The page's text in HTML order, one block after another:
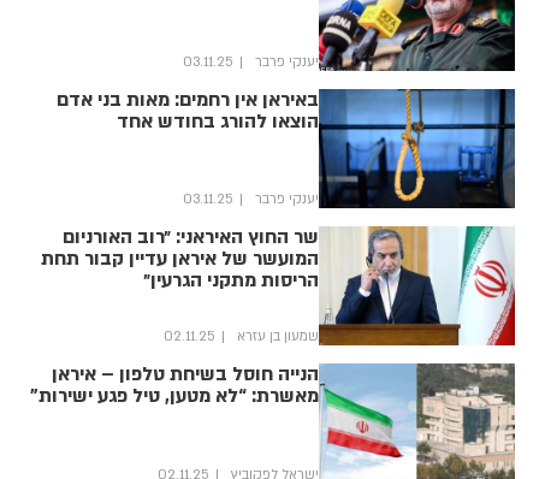
יענקי פרבר 03.11.25
באיראן אין רחמים: מאות בני אדם
הוצאו להורג בחודש אחד
יענקי פרבר 03.11.25
שר החוץ האיראני: ״רוב האורניום
המועשר של איראן עדיין קבור תחת
הריסות מתקני הגרעין״
שמעון בן עזרא 02.11.25
הנייה חוסל בשיחת טלפון – איראן
מאשרת: “לא מטען, טיל פגע ישירות”
ישראל לפקוביץ 02.11.25